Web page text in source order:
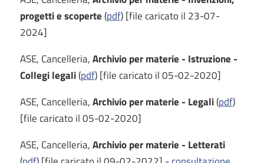
progetti e scoperte(pdf) [file caricato il 23-07-
2024]
ASE, Cancelleria,Archivio per materie - Istruzione -
Collegi legali(pdf) [file caricato il 05-02-2020]
ASE, Cancelleria,Archivio per materie - Legali(pdf)
[file caricato il 05-02-2020]
ASE, Cancelleria,Archivio per materie - Letterati